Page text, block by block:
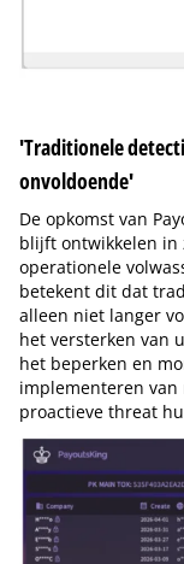
'Traditionele
onvoldoende'
De opkomst van
blijft ontwikkelen in
operationele
betekent dit dat
alleen niet langer
het versterken van
het beperken en
implementeren van
proactieve threat